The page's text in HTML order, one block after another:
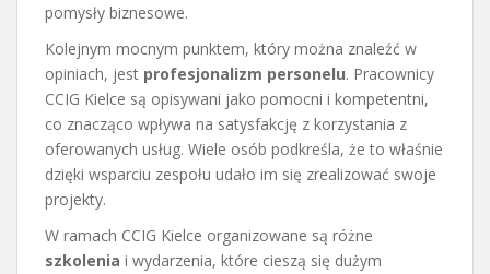
pomysły biznesowe.
Kolejnym mocnym punktem, który można znaleźć w
opiniach, jest profesjonalizm personelu. Pracownicy
CCIG Kielce są opisywani jako pomocni i kompetentni,
co znacząco wpływa na satysfakcję z korzystania z
oferowanych usług. Wiele osób podkreśla, że to właśnie
dzięki wsparciu zespołu udało im się zrealizować swoje
projekty.
W ramach CCIG Kielce organizowane są różne
szkolenia i wydarzenia, które cieszą się dużym